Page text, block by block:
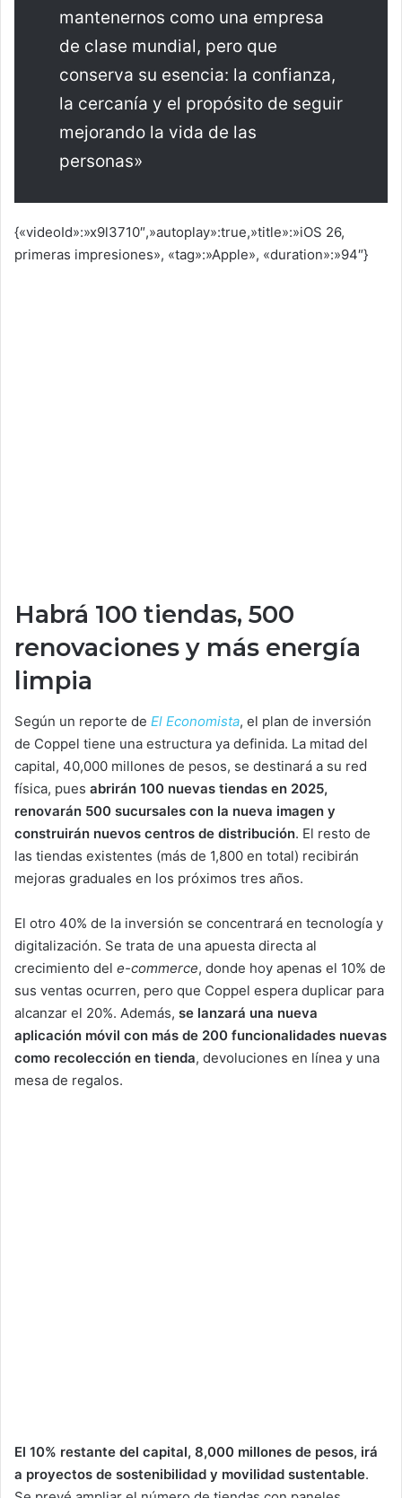
mantenernos como una empresa
de clase mundial, pero que
conserva su esencia: la confianza,
la cercanía y el propósito de seguir
mejorando la vida de las
personas»
{«videoId»:»x9l3710″,»autoplay»:true,»title»:»iOS 26,
primeras impresiones», «tag»:»Apple», «duration»:»94″}
Habrá 100 tiendas, 500
renovaciones y más energía
limpia
Según un reporte de El Economista, el plan de inversión
de Coppel tiene una estructura ya definida. La mitad del
capital, 40,000 millones de pesos, se destinará a su red
física, pues abrirán 100 nuevas tiendas en 2025,
renovarán 500 sucursales con la nueva imagen y
construirán nuevos centros de distribución. El resto de
las tiendas existentes (más de 1,800 en total) recibirán
mejoras graduales en los próximos tres años.
El otro 40% de la inversión se concentrará en tecnología y
digitalización. Se trata de una apuesta directa al
crecimiento del e-commerce, donde hoy apenas el 10% de
sus ventas ocurren, pero que Coppel espera duplicar para
alcanzar el 20%. Además, se lanzará una nueva
aplicación móvil con más de 200 funcionalidades nuevas
como recolección en tienda, devoluciones en línea y una
mesa de regalos.
El 10% restante del capital, 8,000 millones de pesos, irá
a proyectos de sostenibilidad y movilidad sustentable.